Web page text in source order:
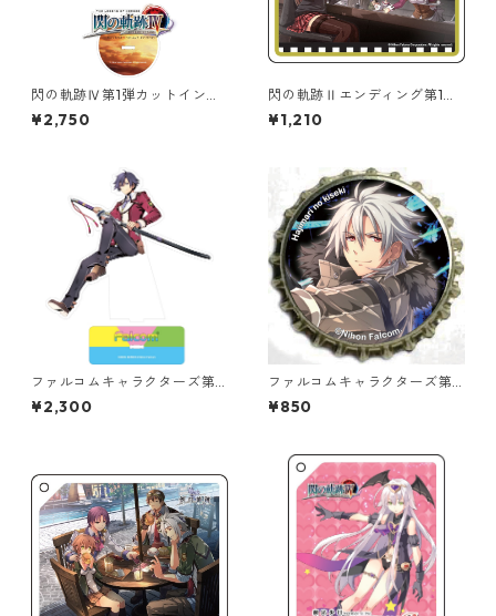
閃の軌跡Ⅳ第1弾カットインイ
ラストオーロラアクリルスタ
ンド
¥2,750
閃の軌跡Ⅱエンディング第1弾
極厚アクリルキーチェーン
¥1,210
ファルコムキャラクターズ第
１０弾オーロラアクリルスタ
ンド
¥2,300
ファルコムキャラクターズ第2
弾王冠クリップ
¥850